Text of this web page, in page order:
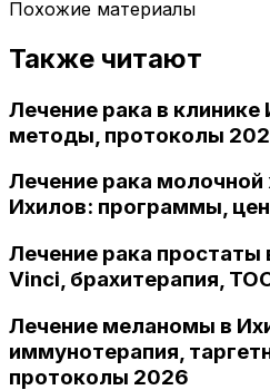
Похожие материалы
Также читают
Лечение рака в клинике
методы, протоколы
Лечение рака
Ихилов: программы,
Лечение рака простаты
Vinci, брахитерапия,
Лечение меланомы в
иммунотерапия,
протоколы 2026